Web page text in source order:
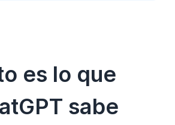
es lo que
sabe